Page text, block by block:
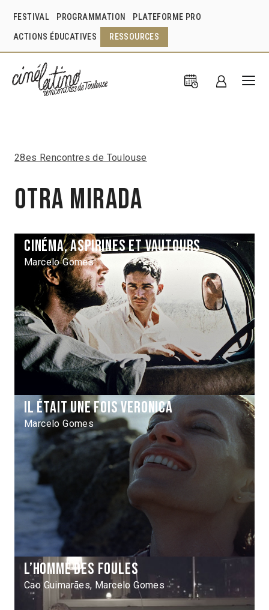
FESTIVAL PROGRAMMATION PLATEFORME PRO
ACTIONS ÉDUCATIVES RESSOURCES
28es Rencontres de Toulouse
Otra Mirada
Cinéma, aspirines et vautours
Marcelo Gomes
Il était une fois Veronica
Marcelo Gomes
L’Homme des foules
Cao Guimarães, Marcelo Gomes